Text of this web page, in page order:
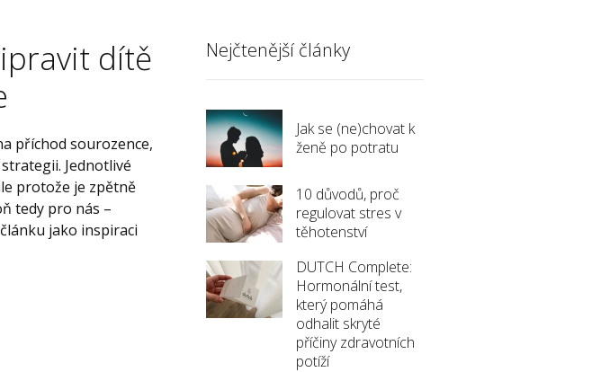
dítě
příchod sourozence,
Jednotlivé
protože je zpětně
tedy pro nás –
jako inspiraci
Nejčtenější články
Jak se (ne)chovat k
ženě po potratu
10 důvodů, proč
regulovat stres v
těhotenství
DUTCH Complete:
Hormonální test,
který pomáhá
odhalit skryté
příčiny zdravotních
potíží